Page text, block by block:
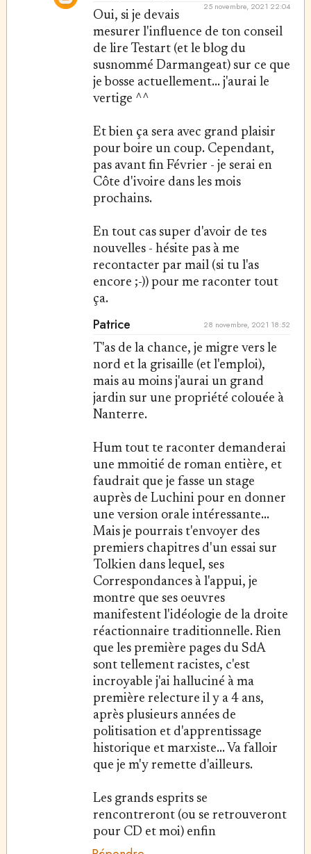
25 novembre, 2021 22:04
Oui, si je devais
mesurer l'influence de ton conseil
de lire Testart (et le blog du
susnommé Darmangeat) sur ce que
je bosse actuellement... j'aurai le
vertige ^^
Et bien ça sera avec grand plaisir
pour boire un coup. Cependant,
pas avant fin Février - je serai en
Côte d'ivoire dans les mois
prochains.
En tout cas super d'avoir de tes
nouvelles - hésite pas à me
recontacter par mail (si tu l'as
encore ;-)) pour me raconter tout
ça.
Patrice 28 novembre, 2021 18:52
T'as de la chance, je migre vers le
nord et la grisaille (et l'emploi),
mais au moins j'aurai un grand
jardin sur une propriété colouée à
Nanterre.
Hum tout te raconter demanderai
une mmoitié de roman entière, et
faudrait que je fasse un stage
auprès de Luchini pour en donner
une version orale intéressante...
Mais je pourrais t'envoyer des
premiers chapitres d'un essai sur
Tolkien dans lequel, ses
Correspondances à l'appui, je
montre que ses oeuvres
manifestent l'idéologie de la droite
réactionnaire traditionnelle. Rien
que les première pages du SdA
sont tellement racistes, c'est
incroyable j'ai halluciné à ma
première relecture il y a 4 ans,
après plusieurs années de
politisation et d'apprentissage
historique et marxiste... Va falloir
que je m'y remette d'ailleurs.
Les grands esprits se
rencontreront (ou se retrouveront
pour CD et moi) enfin